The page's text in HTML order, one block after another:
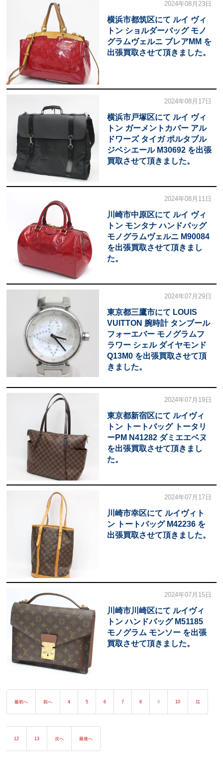
2024年08月23日
横浜市都筑区にて ルイ ヴィ
トン ショルダーバッグ モノ
グラムヴェルニ ブレアMM を
出張買取させて頂きました。
2024年08月17日
横浜市戸塚区にて ルイ ヴィ
トン ガーメントカバー アル
ドワーズ タイガ ポルタブル
ジベシエール M30692 を出張
買取させて頂きました。
2024年08月11日
川崎市中原区にて ルイ ヴィ
トン モンタナ ハンドバッグ
モノグラムヴェルニ M90084
を出張買取させて頂きまし
た。
2024年07月29日
東京都三鷹市にて LOUIS
VUITTON 腕時計 タンブール
フォーエバー モノグラムフ
ラワー シェル ダイヤモンド
Q13M0 を出張買取させて頂
きました。
2024年07月19日
東京都新宿区にて ルイヴィ
トン トートバッグ トータリ
ーPM N41282 ダミエエベヌ
を出張買取させて頂きまし
た。
2024年07月17日
川崎市幸区にて ルイヴィト
ン トートバッグ M42236 を
出張買取させて頂きました。
2024年07月15日
川崎市川崎区にて ルイヴィ
トン ハンドバッグ M51185
モノグラム モンソー を出張
買取させて頂きました。
最初へ 前へ 4 5 6 7 8 9 10 11
12 13 次へ 最後へ